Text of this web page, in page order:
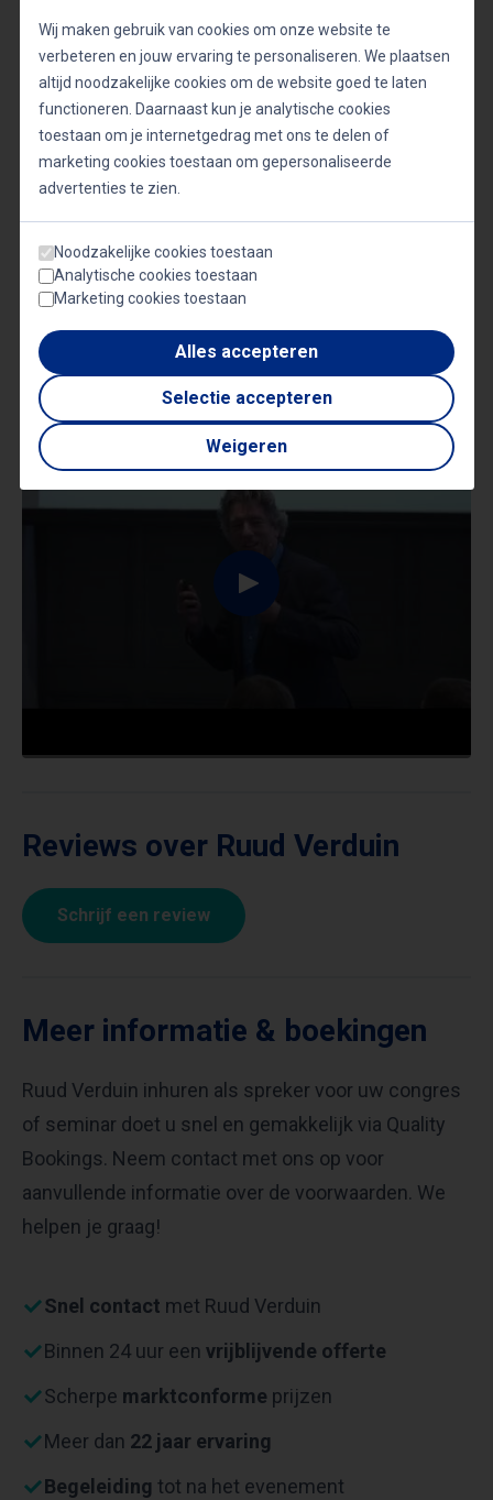
helpt de volgende stap te zetten in customer
excellence.
Onderwerpen
Leiderschap Management sprekers
Ondernemerschap
Video's
Reviews over Ruud Verduin
Schrijf een review
Meer informatie & boekingen
Ruud Verduin inhuren als spreker voor uw congres
of seminar doet u snel en gemakkelijk via Quality
Bookings. Neem contact met ons op voor
aanvullende informatie over de voorwaarden. We
helpen je graag!
Snel contact met Ruud Verduin
Binnen 24 uur een vrijblijvende offerte
Scherpe marktconforme prijzen
Meer dan 22 jaar ervaring
Begeleiding tot na het evenement
Wij maken gebruik van cookies om onze website te
verbeteren en jouw ervaring te personaliseren. We plaatsen
altijd noodzakelijke cookies om de website goed te laten
functioneren. Daarnaast kun je analytische cookies
toestaan om je internetgedrag met ons te delen of
marketing cookies toestaan om gepersonaliseerde
advertenties te zien.
Noodzakelijke cookies toestaan
Analytische cookies toestaan
Marketing cookies toestaan
Alles accepteren
Selectie accepteren
Weigeren